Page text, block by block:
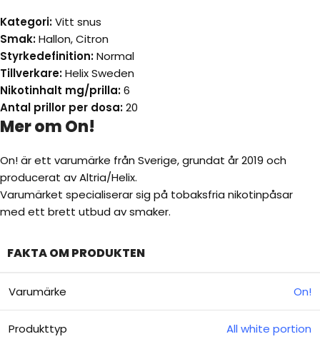
Kategori:Vitt snus
Smak:Hallon, Citron
Styrkedefinition:Normal
Tillverkare:Helix Sweden
Nikotinhalt mg/prilla:6
Antal prillor per dosa:20
Mer om On!
On! är ett varumärke från Sverige, grundat år 2019 och
producerat av Altria/Helix.
Varumärket specialiserar sig på tobaksfria nikotinpåsar
med ett brett utbud av smaker.
FAKTA OM PRODUKTEN
Varumärke On!
Produkttyp All white portion